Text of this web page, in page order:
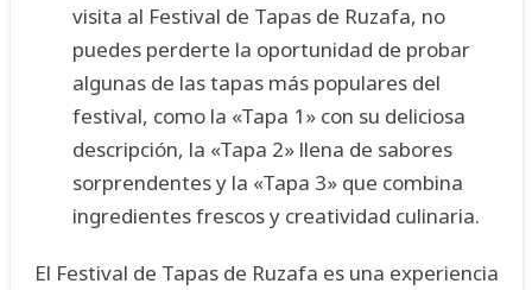
visita al Festival de Tapas de Ruzafa, no
puedes perderte la oportunidad de probar
algunas de las tapas más populares del
festival, como la «Tapa 1» con su deliciosa
descripción, la «Tapa 2» llena de sabores
sorprendentes y la «Tapa 3» que combina
ingredientes frescos y creatividad culinaria.
El Festival de Tapas de Ruzafa es una experiencia